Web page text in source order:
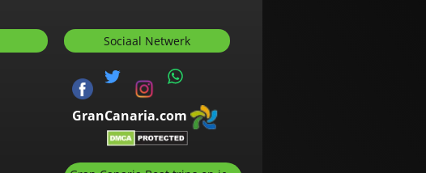
Sociaal Netwerk
GranCanaria.com